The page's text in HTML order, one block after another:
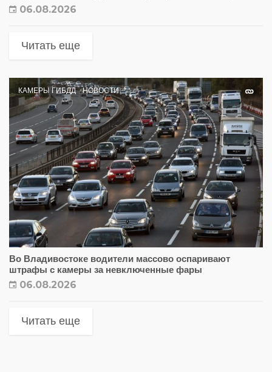
06.08.2026
Читать еще
КАМЕРЫ ГИБДД НОВОСТИ
Во Владивостоке водители массово оспаривают
штрафы с камеры за невключенные фары
06.08.2026
Читать еще